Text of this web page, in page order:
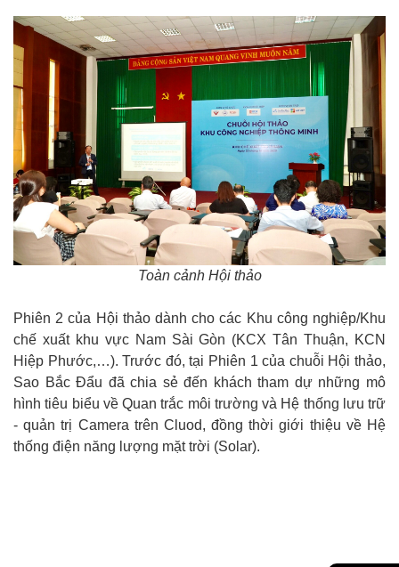
Toàn cảnh Hội thảo
Phiên 2 của Hội thảo dành cho các Khu công nghiệp/Khu
chế xuất khu vực Nam Sài Gòn (KCX Tân Thuận, KCN
Hiệp Phước,…). Trước đó, tại Phiên 1 của chuỗi Hội thảo,
Sao Bắc Đẩu đã chia sẻ đến khách tham dự những mô
hình tiêu biểu về Quan trắc môi trường và Hệ thống lưu trữ
- quản trị Camera trên Cluod, đồng thời giới thiệu về Hệ
thống điện năng lượng mặt trời (Solar).